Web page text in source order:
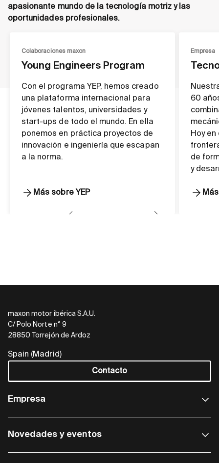
apasionante mundo de la tecnología motriz y las
oportunidades profesionales.
Colaboraciones maxon
Young Engineers Program
Con el programa YEP, hemos creado
una plataforma internacional para
jóvenes talentos, universidades y
start-ups de todo el mundo. En ella
ponemos en práctica proyectos de
innovación e ingeniería que escapan
a la norma.
Más sobre YEP
Empresa
60
Hoy
de
y
maxon motor ibérica S.A.U.
C/ Polo Norte n° 9
28850 Torrejón de Ardoz
Spain (Madrid)
Contacto
Empresa
Novedades y eventos